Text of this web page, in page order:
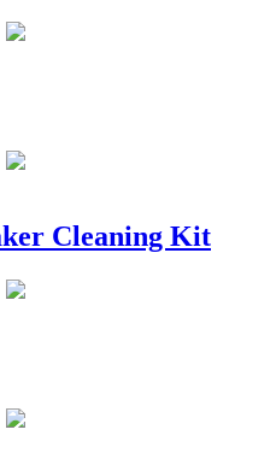
Cleaning Kit